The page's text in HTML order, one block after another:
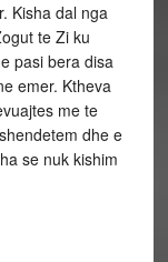
Kisha dal nga
te Zi ku
pasi bera disa
emer. Ktheva
me te
dhe e
se nuk kishim